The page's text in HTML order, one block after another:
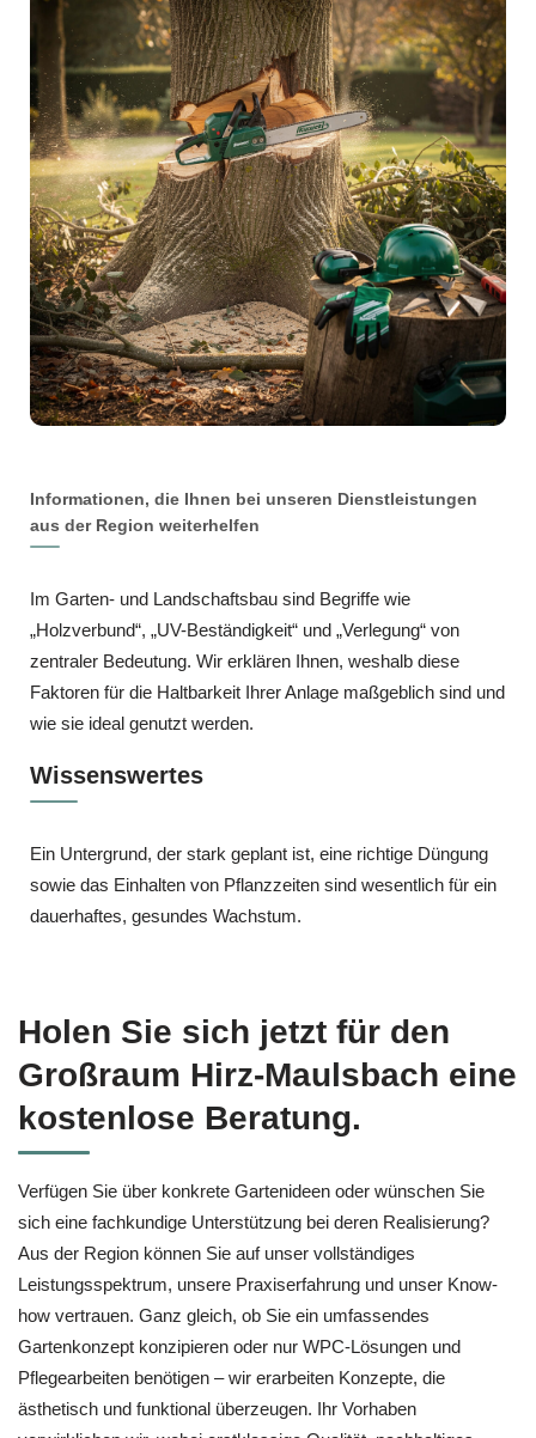
Informationen, die Ihnen bei unseren Dienstleistungen
aus der Region weiterhelfen
Im Garten- und Landschaftsbau sind Begriffe wie
„Holzverbund“, „UV-Beständigkeit“ und „Verlegung“ von
zentraler Bedeutung. Wir erklären Ihnen, weshalb diese
Faktoren für die Haltbarkeit Ihrer Anlage maßgeblich sind und
wie sie ideal genutzt werden.
Wissenswertes
Ein Untergrund, der stark geplant ist, eine richtige Düngung
sowie das Einhalten von Pflanzzeiten sind wesentlich für ein
dauerhaftes, gesundes Wachstum.
Holen Sie sich jetzt für den
Großraum Hirz-Maulsbach eine
kostenlose Beratung.
Verfügen Sie über konkrete Gartenideen oder wünschen Sie
sich eine fachkundige Unterstützung bei deren Realisierung?
Aus der Region können Sie auf unser vollständiges
Leistungsspektrum, unsere Praxiserfahrung und unser Know-
how vertrauen. Ganz gleich, ob Sie ein umfassendes
Gartenkonzept konzipieren oder nur WPC-Lösungen und
Pflegearbeiten benötigen – wir erarbeiten Konzepte, die
ästhetisch und funktional überzeugen. Ihr Vorhaben